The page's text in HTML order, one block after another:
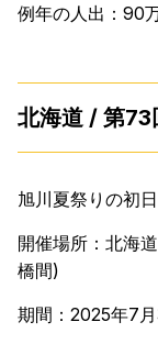
例年の人出：90
北海道 / 第
旭川夏祭りの初
開催場所：北海
橋間)
期間：2025年7